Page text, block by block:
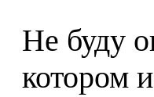
Не буду
котором